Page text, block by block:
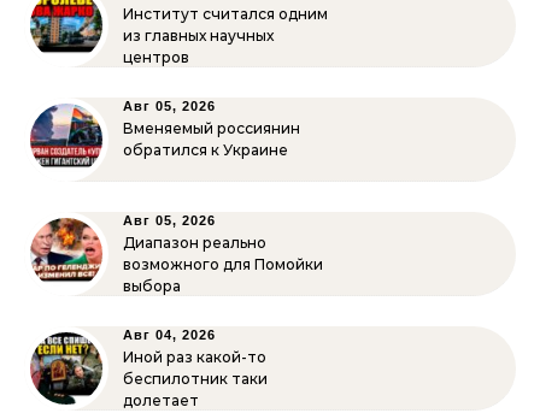
Институт считался одним
из главных научных
центров
Авг 05, 2026
Вменяемый россиянин
обратился к Украине
Авг 05, 2026
Диапазон реально
возможного для Помойки
выбора
Авг 04, 2026
Иной раз какой-то
беспилотник таки
долетает